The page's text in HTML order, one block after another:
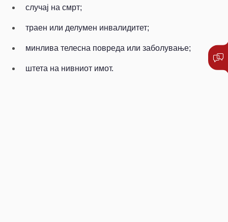
случај на смрт;
траен или делумен инвалидитет;
минлива телесна повреда или заболување;
штета на нивниот имот.